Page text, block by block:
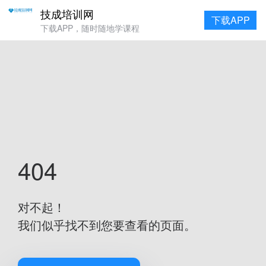
技成培训网
下载APP，随时随地学课程
下载APP
404
对不起！
我们似乎找不到您要查看的页面。